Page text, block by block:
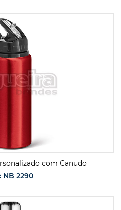
ORÇAMENTO
com Canudo
NB 2290
ORÇAMENTO